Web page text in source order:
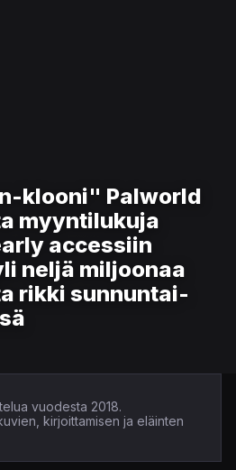
klooni" Palworld
myyntilukuja
accessiin
neljä miljoonaa
rikki sunnuntai-
vuodesta 2018.
kirjoittamisen ja eläinten